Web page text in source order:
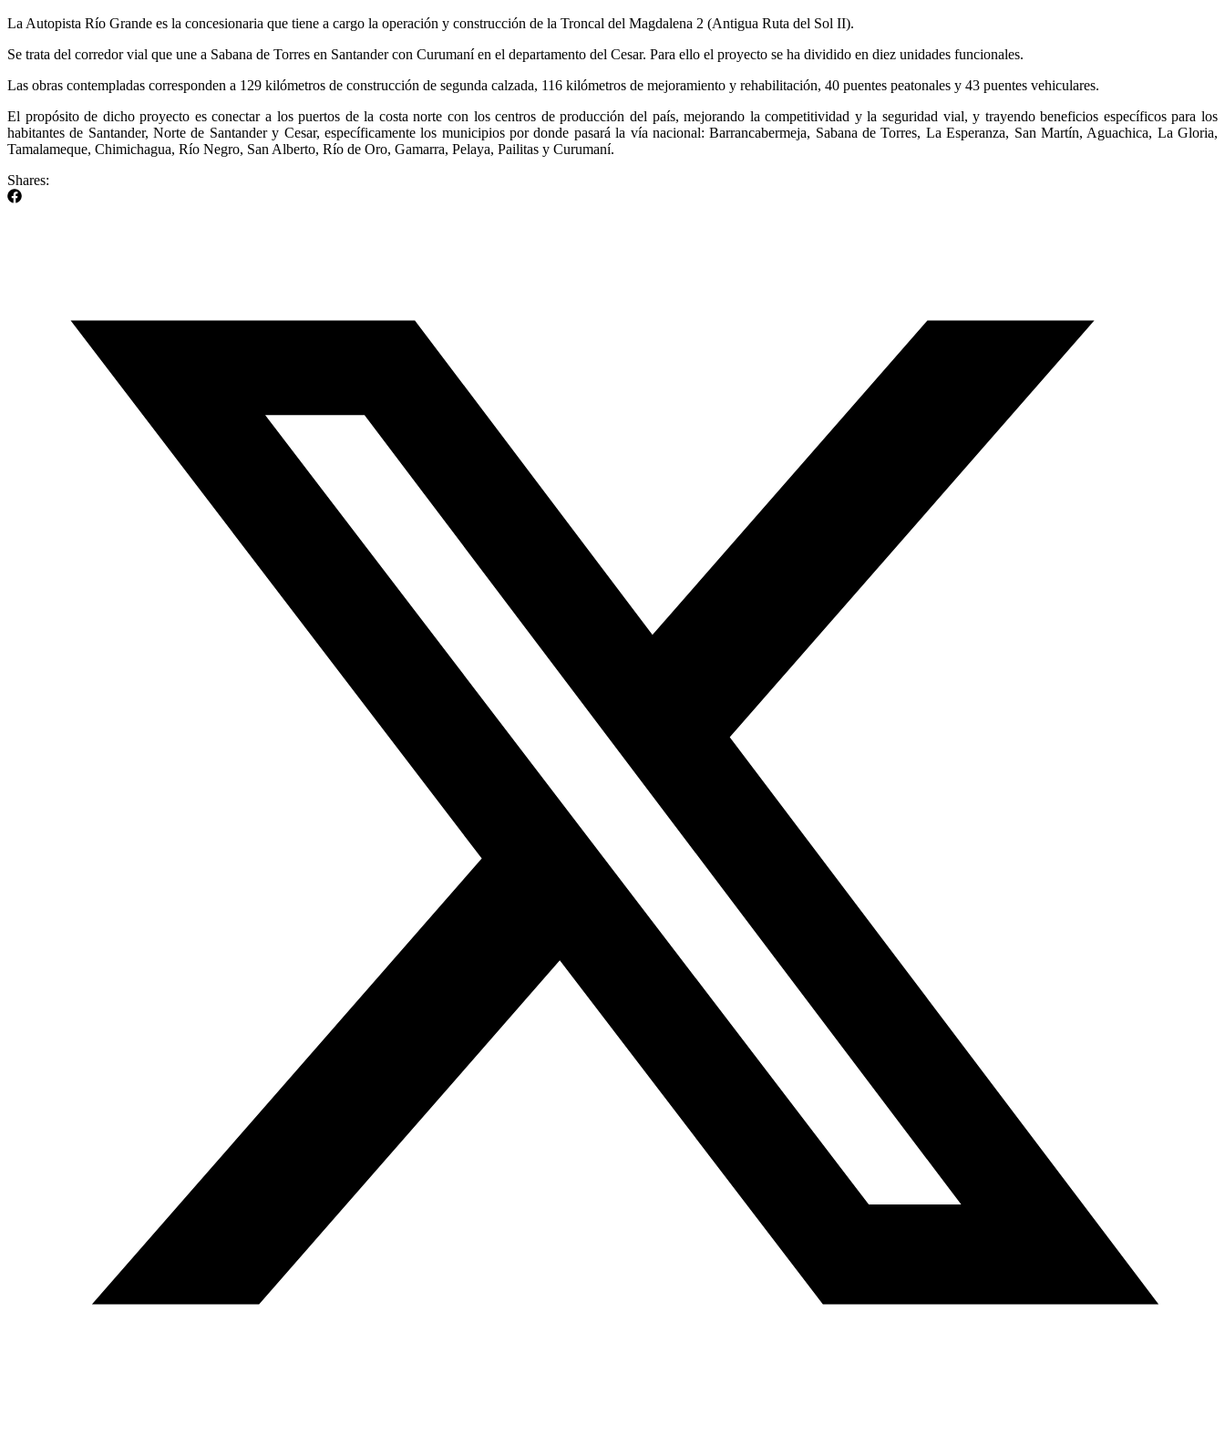
La Autopista Río Grande es la concesionaria que tiene a cargo la operación y construcción de la Troncal del Magdalena 2 (Antigua Ruta del Sol II).
Se trata del corredor vial que une a Sabana de Torres en Santander con Curumaní en el departamento del Cesar. Para ello el proyecto se ha dividido en diez unidades funcionales.
Las obras contempladas corresponden a 129 kilómetros de construcción de segunda calzada, 116 kilómetros de mejoramiento y rehabilitación, 40 puentes peatonales y 43 puentes vehiculares.
El propósito de dicho proyecto es conectar a los puertos de la costa norte con los centros de producción del país, mejorando la competitividad y la seguridad vial, y trayendo beneficios específicos para los
habitantes de Santander, Norte de Santander y Cesar, específicamente los municipios por donde pasará la vía nacional: Barrancabermeja, Sabana de Torres, La Esperanza, San Martín, Aguachica, La Gloria,
Tamalameque, Chimichagua, Río Negro, San Alberto, Río de Oro, Gamarra, Pelaya, Pailitas y Curumaní.
Shares: